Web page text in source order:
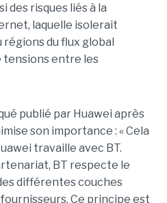
des risques liés à la
laquelle isolerait
du flux global
tensions entre les
publié par Huawei après
son importance : « Cela
travaille avec BT.
BT respecte le
différentes couches
Ce principe est